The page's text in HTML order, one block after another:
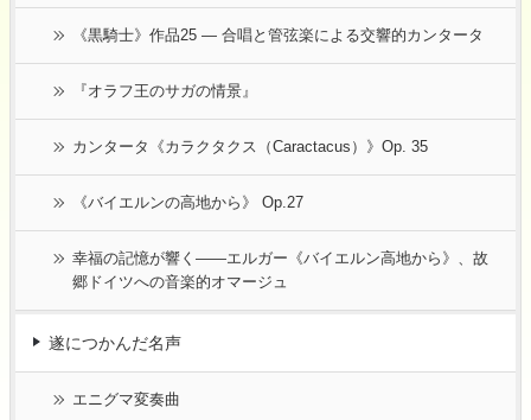
《黒騎士》作品25 ― 合唱と管弦楽による交響的カンタータ
『オラフ王のサガの情景』
カンタータ《カラクタクス（Caractacus）》Op. 35
《バイエルンの高地から》 Op.27
幸福の記憶が響く――エルガー《バイエルン高地から》、故
郷ドイツへの音楽的オマージュ
遂につかんだ名声
エニグマ変奏曲